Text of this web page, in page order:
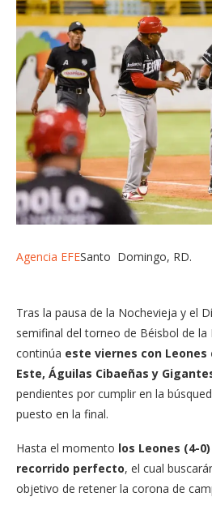
Agencia EFESanto Domingo, RD.
Tras la pausa de la Nochevieja y el
semifinal del torneo de Béisbol de la
continúa este viernes con
Este, Águilas Cibaeñas y
pendientes por cumplir en la
puesto en la final.
Hasta el momento los Leones (4-
recorrido perfecto, el cual
objetivo de retener la corona de